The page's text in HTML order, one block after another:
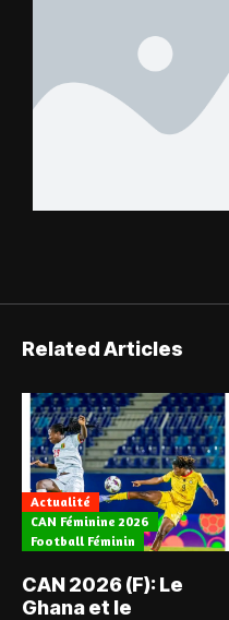
Related Articles
Actualité
CAN Féminine 2026
Football Féminin
CAN 2026 (F): Le
Ghana et le